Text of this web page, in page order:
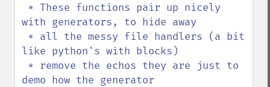
with generators, to hide away
like python's with blocks)
demo how the generator